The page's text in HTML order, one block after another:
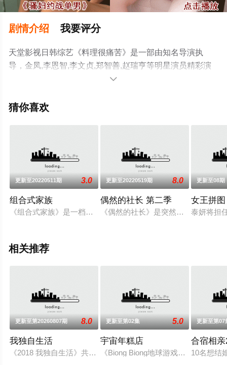
剧情介绍 我要评分
天堂影视日韩综艺《料理很痛苦》是一部由知名导演执
导，金凤,李恩智,李文贞,郑智善,赵瑞亨等明星演员精彩演
绎的韩国综艺，大结局剧情已揭晓（已完结），手机免费
关信息可移步至豆瓣综艺、电视猫或剧情网等平台了解。

猜你喜欢
更新至20220511期 3.0
组合式家族
《组合式家族》是一档观察类节目，观察既不是一个人也不是
更新至20220519期 8.0
偶然的社长 第二季
《偶然的社长》是突然负责乡村店铺
更新至08期
女王拼图
泰妍将担
相关推荐
更新至第20260807期 8.0
我独自生活
《2018 我独自生活》共48期，总期数为EP.227(2018年1月5日)
更新至第02集 5.0
宇宙年糕店
《Biong Biong地球游戏厅》衍生综艺
更新至第07
合宿相亲
10名想结